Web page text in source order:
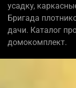
усадку,
Бригада
дачи. Каталог
домокомплект.